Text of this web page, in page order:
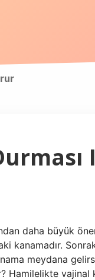
daha büyük
kanamadır.
meydana
Hamilelikte